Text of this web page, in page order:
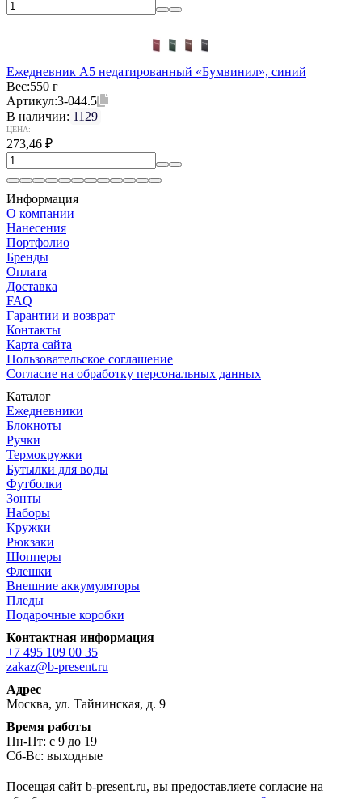
Ежедневник А5 недатированный «Бумвинил», синий
Вес:550 г
Артикул:3-044.5
В наличии: 1129
ЦЕНА:
273,46 ₽
Информация
О компании
Нанесения
Портфолио
Бренды
Оплата
Доставка
FAQ
Гарантии и возврат
Контакты
Карта сайта
Пользовательское соглашение
Согласие на обработку персональных данных
Каталог
Ежедневники
Блокноты
Ручки
Термокружки
Бутылки для воды
Футболки
Зонты
Наборы
Кружки
Рюкзаки
Шопперы
Флешки
Внешние аккумуляторы
Пледы
Подарочные коробки
Контактная информация
+7 495 109 00 35
zakaz@b-present.ru
Адрес
Москва, ул. Тайнинская, д. 9
Время работы
Пн-Пт: с 9 до 19
Сб-Вс: выходные
Посещая сайт b-present.ru, вы предоставляете согласие на